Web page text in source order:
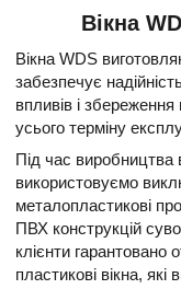
Вікна
Вікна WDS
забезпечує
впливів і збереження
усього терміну
Під час виробництва
використовуємо
металопластикові
ПВХ конструкцій
клієнти гарантовано
пластикові вікна,